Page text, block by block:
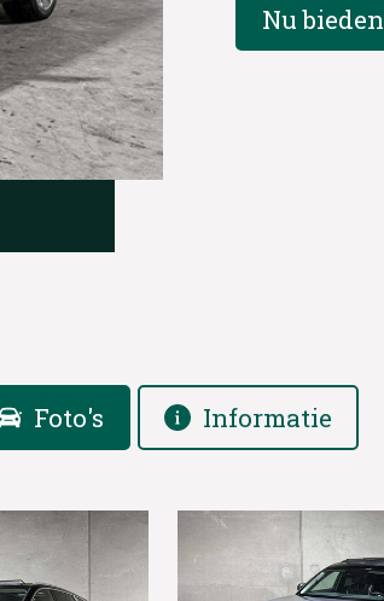
Nu bieden
Foto's Informatie